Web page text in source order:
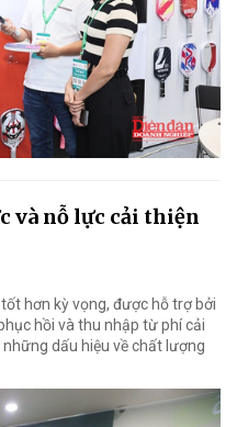
và nỗ lực cải thiện
hơn kỳ vọng, được hỗ trợ bởi
hồi và thu nhập từ phí cải
dấu hiệu về chất lượng